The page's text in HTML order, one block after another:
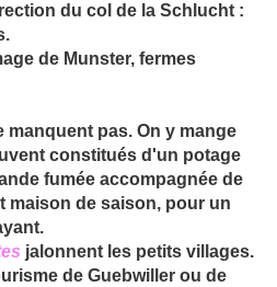
du col de la Schlucht :
de Munster, fermes
manquent pas. On y mange
constitués d'un potage
fumée accompagnée de
maison de saison, pour un
jalonnent les petits villages.
de Guebwiller ou de